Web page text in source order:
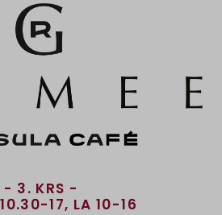
- 3. KRS -
17, LA 10-16